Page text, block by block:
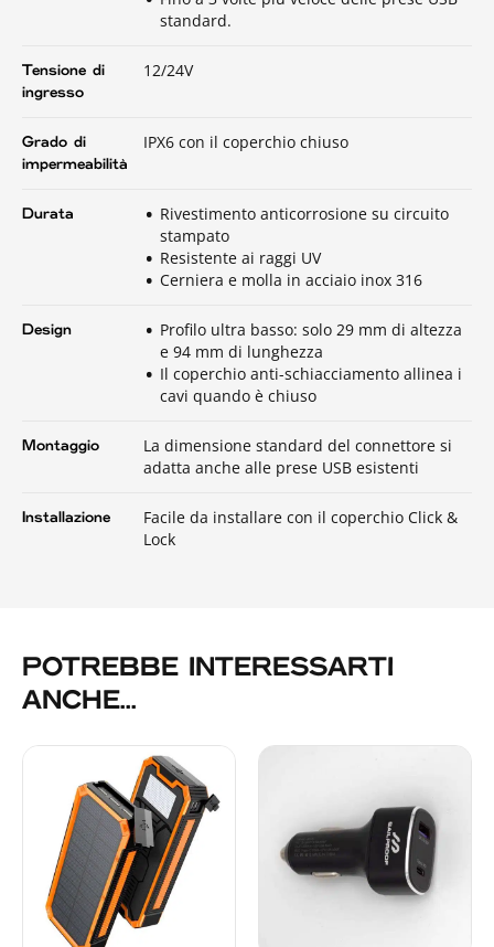
standard.
Tensione di
ingresso
12/24V
Grado di
impermeabilità
IPX6 con il coperchio chiuso
Durata
Rivestimento anticorrosione su circuito
stampato
Resistente ai raggi UV
Cerniera e molla in acciaio inox 316
Design
Profilo ultra basso: solo 29 mm di altezza
e 94 mm di lunghezza
Il coperchio anti-schiacciamento allinea i
cavi quando è chiuso
Montaggio
La dimensione standard del connettore si
adatta anche alle prese USB esistenti
Installazione
Facile da installare con il coperchio Click &
Lock
POTREBBE INTERESSARTI
ANCHE...